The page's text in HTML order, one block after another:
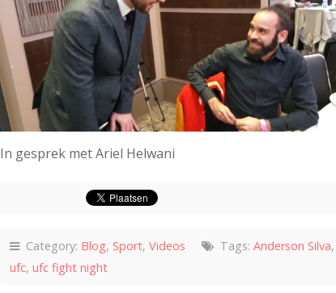
In gesprek met Ariel Helwani
Category: Blog, Sport, Videos Tags: Anderson Silva,
ufc, ufc fight night